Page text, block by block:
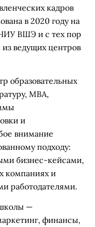
кадров
в 2020 году на
ВШЭ и с тех пор
ведущих центров
образовательных
MBA,
и
внимание
подходу:
бизнес-кейсами,
компаниях и
работодателями.
—
финансы,